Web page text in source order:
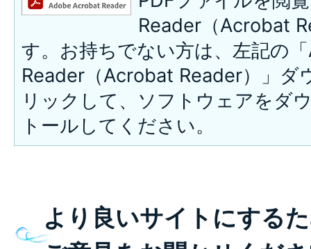
Reader（Acrobat
す。お持ちでない方は、左記の
Reader（Acrobat Reader）」ダ
リックして、ソフトウェアをダ
トールしてください。
より良いサイトにする